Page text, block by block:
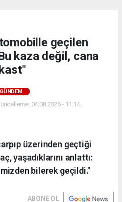
geçilen
kaza değil, cana
kast"
GÜNDEM
04.08.2026 - 11:14
üzerinden geçtiği
yaşadıklarını anlattı:
bilerek geçildi."
ABONE OL